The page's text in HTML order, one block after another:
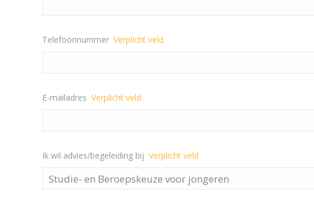
Telefoonnummer Verplicht veld
E-mailadres Verplicht veld
Ik wil advies/begeleiding bij Verplicht veld